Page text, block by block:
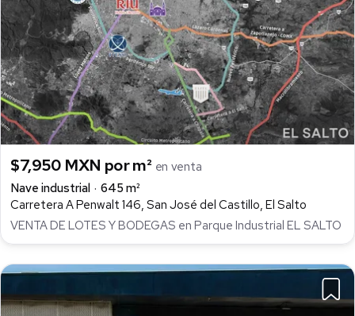
$7,950 MXN por m² en venta
Nave industrial
645 m²
Carretera A Penwalt 146, San José del Castillo, El Salto
VENTA DE LOTES Y BODEGAS en Parque Industrial EL SALTO